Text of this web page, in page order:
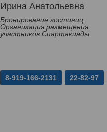
Ирина Анатольевна
Бронирование гостиниц.
Организация размещения
участников Спартакиады
8-919-166-2131 22-82-97